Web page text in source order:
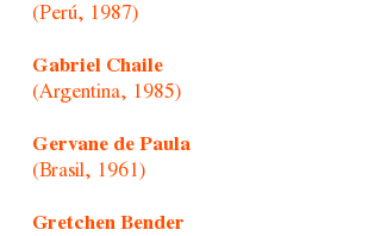
(Perú, 1987)
Gabriel Chaile
(Argentina, 1985)
Gervane de Paula
(Brasil, 1961)
Gretchen Bender